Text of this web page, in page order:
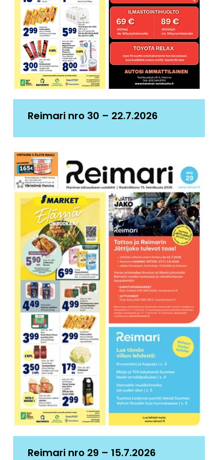
Reimari nro 30 – 22.7.2026
Reimari nro 29 – 15.7.2026